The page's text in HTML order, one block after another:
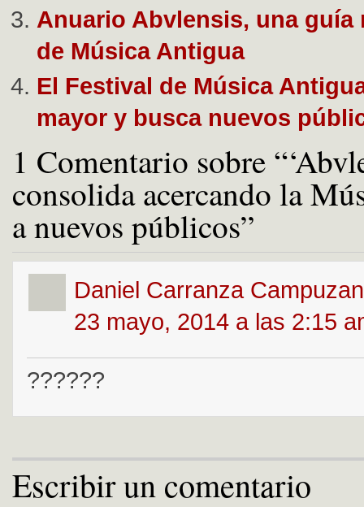
Anuario Abvlensis, una guía
de Música Antigua
El Festival de Música
mayor y busca nuevos
1 Comentario sobre
consolida acercando la
a nuevos públicos”
Daniel Carranza
23 mayo, 2014 a las 2:15
??????
Escribir un comentario